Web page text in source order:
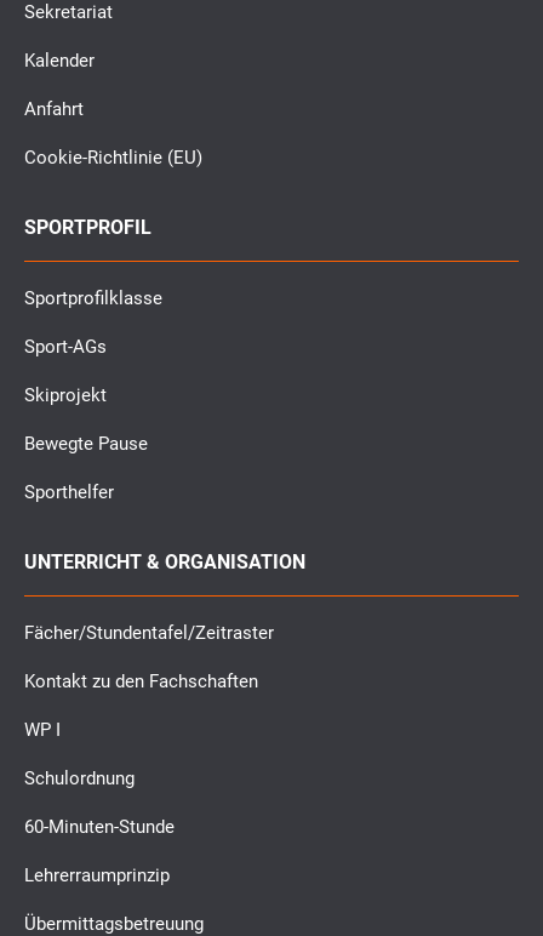
Sekretariat
Kalender
Anfahrt
Cookie-Richtlinie (EU)
SPORTPROFIL
Sportprofilklasse
Sport-AGs
Skiprojekt
Bewegte Pause
Sporthelfer
UNTERRICHT & ORGANISATION
Fächer/Stundentafel/Zeitraster
Kontakt zu den Fachschaften
WP I
Schulordnung
60-Minuten-Stunde
Lehrerraumprinzip
Übermittagsbetreuung